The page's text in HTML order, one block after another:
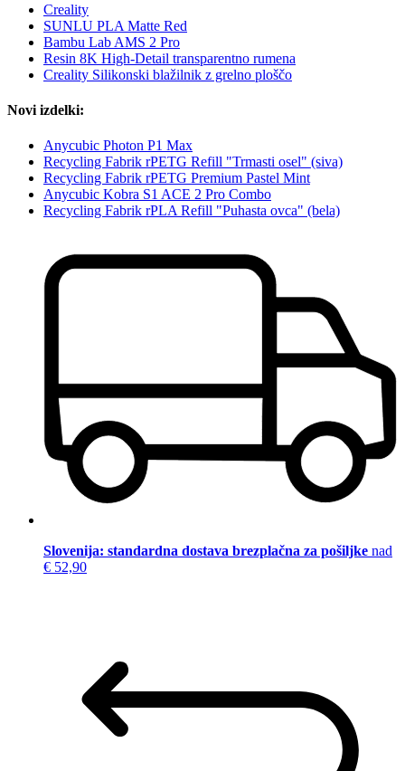
Creality
SUNLU PLA Matte Red
Bambu Lab AMS 2 Pro
Resin 8K High-Detail transparentno rumena
Creality Silikonski blažilnik z grelno ploščo
Novi izdelki:
Anycubic Photon P1 Max
Recycling Fabrik rPETG Refill "Trmasti osel" (siva)
Recycling Fabrik rPETG Premium Pastel Mint
Anycubic Kobra S1 ACE 2 Pro Combo
Recycling Fabrik rPLA Refill "Puhasta ovca" (bela)
Slovenija: standardna dostava brezplačna za pošiljke nad
€ 52,90